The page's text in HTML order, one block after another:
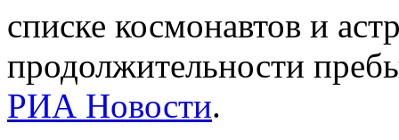
списке космонавтов и
продолжительности
РИА Новости.